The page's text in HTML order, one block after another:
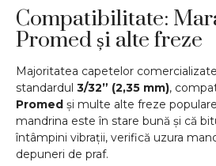
Compatibilitate:
Promed și alte freze
Majoritatea capetelor
standardul 3/32” (2,35 mm),
Promed și multe alte freze
mandrina este în stare bună și că
întâmpini vibrații, verifică uzura
depuneri de praf.